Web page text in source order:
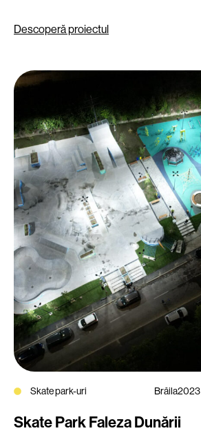
Descoperă proiectul
Skate park-uri Brăila2023
Skate Park Faleza Dunării